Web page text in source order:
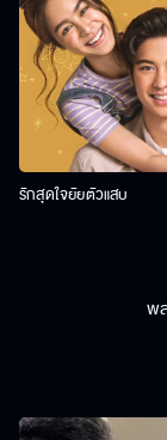
รักสุดใจยัยตัวแสบ
พ